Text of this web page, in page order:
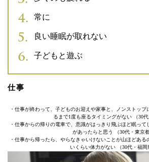
常に
良い睡眠が取れない
子どもと遊ぶ
仕事
・仕事が終わって、子どものお迎えや家事と、ノンストッ
るまで1度も座るタイミングがない （30代
・仕事からの帰りの電車で、意識がはっきり飛ぶほど眠っ
があったらと思う （30代・東京都
・仕事から帰ったら、やらなきゃいけないことが山ほどあ
いくらい体力がない （30代・福岡